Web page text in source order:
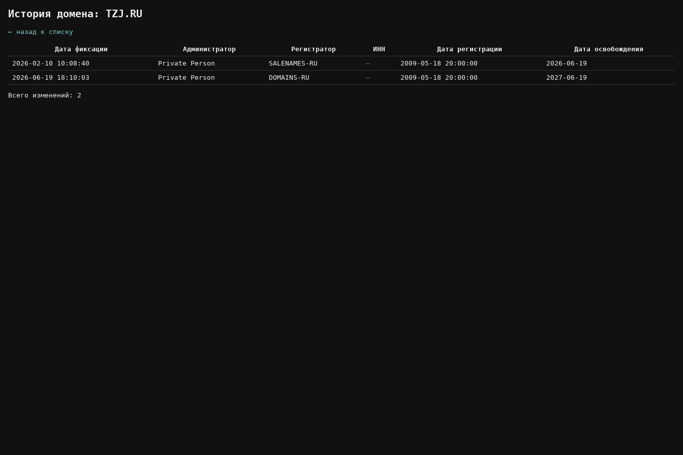
История домена: TZJ.RU
← назад к списку
Дата фиксации Администратор Регистратор ИНН Дата регистрации
Дата освобождения
2026-02-10 10:08:40
Private Person SALENAMES-RU — 2009-05-18 20:00:00
2026-06-19
2026-06-19 18:10:03
Private Person DOMAINS-RU — 2009-05-18 20:00:00 2027-06-19
Всего изменений: 2